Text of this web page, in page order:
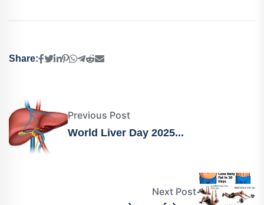
Share:
Previous Post
World Liver Day 2025...
Next Post